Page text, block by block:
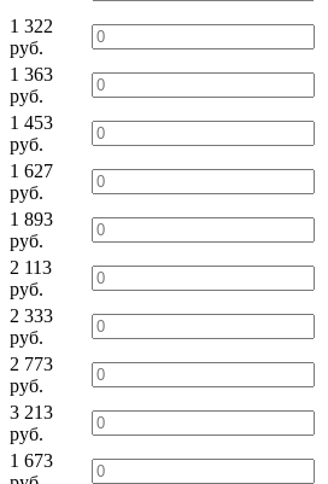
1 322
руб.
1 363
руб.
1 453
руб.
1 627
руб.
1 893
руб.
2 113
руб.
2 333
руб.
2 773
руб.
3 213
руб.
1 673